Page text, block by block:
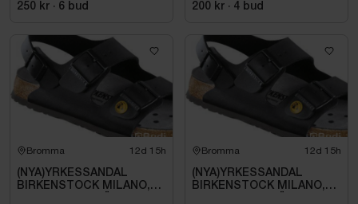
250 kr · 6 bud 200 kr · 4 bud
Bromma 12d 15h
(NYA)YRKESSANDAL
BIRKENSTOCK MILANO,
Bromma 12d 15h
(NYA)YRKESSANDAL
BIRKENSTOCK MILANO,